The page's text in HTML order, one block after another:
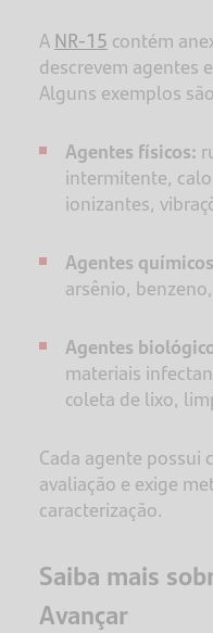
ANR-15 contém
descrevem agentes
Alguns exemplos
Agentes físicos:
intermitente,
ionizantes,
Agentes
arsênio,
Agentes
materiais
coleta de lixo,
Cada agente possui
avaliação e exige
caracterização.
Saiba mais
Avançar